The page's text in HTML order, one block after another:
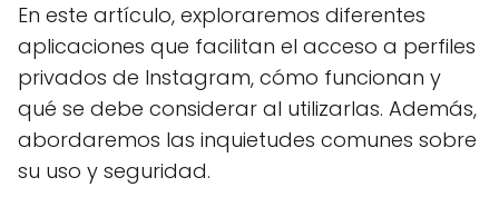
En este artículo, exploraremos diferentes
aplicaciones que facilitan el acceso a perfiles
privados de Instagram, cómo funcionan y
qué se debe considerar al utilizarlas. Además,
abordaremos las inquietudes comunes sobre
su uso y seguridad.